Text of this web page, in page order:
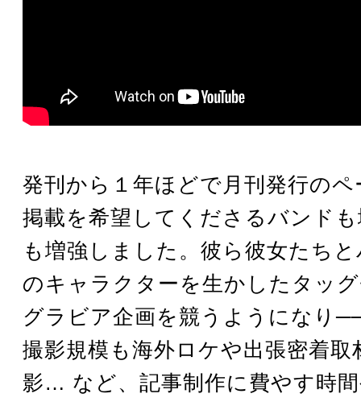
発刊から１年ほどで月刊発行の
掲載を希望してくださるバンド
も増強しました。彼ら彼女たち
のキャラクターを生かしたタッ
グラビア企画を競うようになり
撮影規模も海外ロケや出張密着取
影… など、記事制作に費やす時